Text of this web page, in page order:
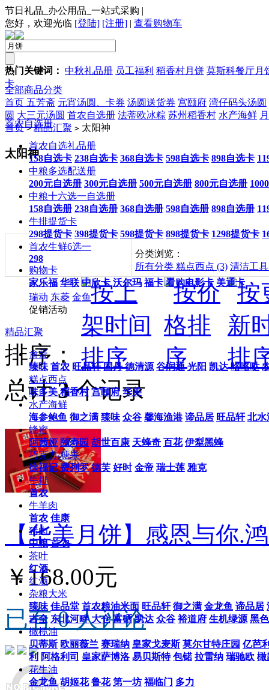
节日礼品_办公用品_一站式采购 |
您好，欢迎光临 [登陆] [注册] | 查看购物车
热门关键词： 中秋礼品册 员工福利 稻香村月饼 莫斯科餐厅月
卡
全部商品分类
首农自选册
首农自选礼品册
158自选卡 238自选卡 368自选卡 598自选卡 898自选卡
中粮多选配送册
200元自选册 300元自选册 500元自选册 800元自选册
中粮十六选一自选册
158自选册 238自选册 368自选册 598自选册 898自选册
牛排提货卡
298提货卡 398提货卡 598提货卡 898提货卡 1298提货卡
首农生鲜6选一
298
购物卡
家乐福 华联 中欣卡 沃尔玛 福卡 看购电影卡 美通卡
瑞动 东菱 金鱼
促销活动
精品汇聚
禽蛋
臻味 首农 旺品轩 国丹 德清源 谷润通 光阳 凯达 咯咯哒
糕点西点
味多美 稻香村 宫颐府 华美
水产海鲜
海参鲍鱼 御之满 臻味 众谷 馨海渔港 谛品居 旺品轩 北水
蜂蜜
阿茜娅 颐寿园 胡世百康 天蜂奇 百花 伊犁黑蜂
巧克力/糖果
徐福记 费列罗 德芙 好时 金帝 瑞士莲 雅克
牛排
首农
牛羊肉
首农 佳康
猪肉
中粮 首农
茶叶
红酒
红酒
杂粮大米
臻味 佳品堂 首农粮油米面 旺品轩 御之满 金龙鱼 谛品居
吉全 东北河畔 大仓 富硒 凯达 众谷 裕道府 生机绿源 黑
橄榄油
贝蒂斯 欧丽薇兰 赛瑞纳 皇家戈麦斯 莫尔甘特庄园 亿芭
利 阿格利司 皇家萨博洛 易贝斯特 包锘 拉雷纳 瑞驰欧 橄
花生油
金龙鱼 胡姬花 鲁花 第一坊 福临门 多力
首页 五芳斋 元宵汤圆、卡券 汤圆送货券 宫颐府 湾仔码头汤圆
圆 大三元汤圆 首农自选册 法蒂欧冰粽 苏州稻香村 水产海鲜
首页 > 精品汇聚 > 太阳神
太阳神
分类浏览：
所有分类 糕点西点 (3) 清洁工
排序：
总计3个记录
【华美月饼】感恩与你.
￥168.00元
已有 0 人评论